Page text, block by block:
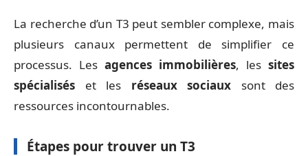
La recherche d’un T3 peut sembler complexe, mais
plusieurs canaux permettent de simplifier ce
processus. Les agences immobilières, les sites
spécialisés et les réseaux sociaux sont des
ressources incontournables.
Étapes pour trouver un T3